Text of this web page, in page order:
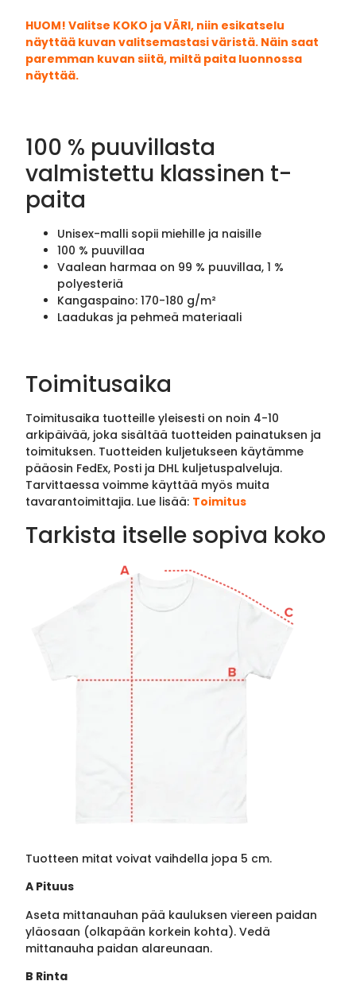
HUOM! Valitse KOKO ja VÄRI, niin esikatselu
näyttää kuvan valitsemastasi väristä. Näin saat
paremman kuvan siitä, miltä paita luonnossa
näyttää.
100 % puuvillasta
valmistettu klassinen t-
paita
Unisex-malli sopii miehille ja naisille
100 % puuvillaa
Vaalean harmaa on 99 % puuvillaa, 1 %
polyesteriä
Kangaspaino: 170-180 g/m²
Laadukas ja pehmeä materiaali
Toimitusaika
Toimitusaika tuotteille yleisesti on noin 4-10
arkipäivää, joka sisältää tuotteiden painatuksen ja
toimituksen. Tuotteiden kuljetukseen käytämme
pääosin FedEx, Posti ja DHL kuljetuspalveluja.
Tarvittaessa voimme käyttää myös muita
tavarantoimittajia. Lue lisää: Toimitus
Tarkista itselle sopiva koko
Tuotteen mitat voivat vaihdella jopa 5 cm.
A Pituus
Aseta mittanauhan pää kauluksen viereen paidan
yläosaan (olkapään korkein kohta). Vedä
mittanauha paidan alareunaan.
B Rinta